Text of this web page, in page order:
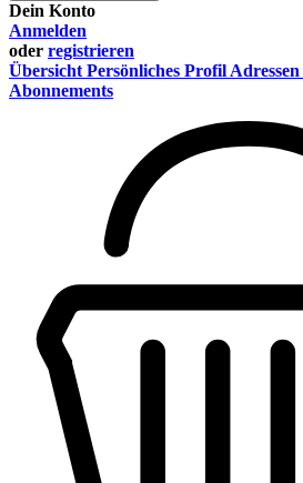
Dein Konto
Anmelden
oder registrieren
Übersicht Persönliches Profil Adressen
Abonnements